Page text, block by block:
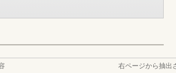
右ページから抽出